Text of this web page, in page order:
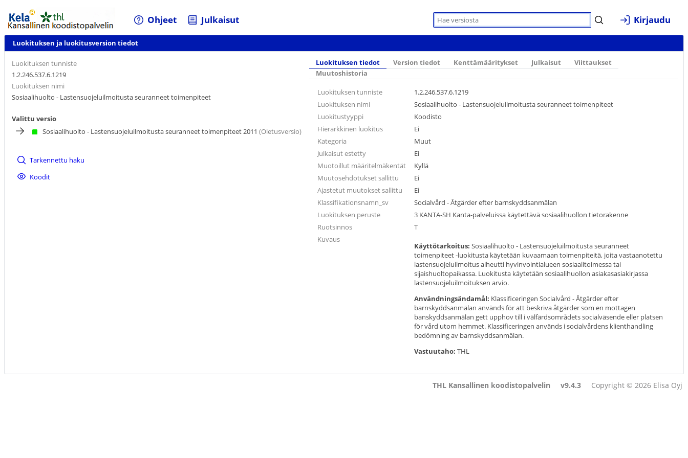
Ohjeet Julkaisut Kirjaudu
Luokituksen ja luokitusversion tiedot
Luokituksen tunniste
1.2.246.537.6.1219
Luokituksen nimi
Sosiaalihuolto - Lastensuojeluilmoitusta seuranneet toimenpiteet
Valittu versio
Sosiaalihuolto - Lastensuojeluilmoitusta seuranneet toimenpiteet 2011 (Oletusversio)
Tarkennettu haku
Koodit
Luokituksen tiedot Version tiedot Kenttämääritykset Julkaisut
Viittaukset
Muutoshistoria
Luokituksen tunniste
1.2.246.537.6.1219
Luokituksen nimi
Sosiaalihuolto - Lastensuojeluilmoitusta seuranneet toimenpiteet
Luokitustyyppi
Koodisto
Hierarkkinen luokitus
Ei
Kategoria
Muut
Julkaisut estetty
Ei
Muotoillut määritelmäkentät
Kyllä
Muutosehdotukset sallittu
Ei
Ajastetut muutokset sallittu
Ei
Klassifikationsnamn_sv
Socialvård - Åtgärder efter barnskyddsanmälan
Luokituksen peruste
3 KANTA-SH Kanta-palveluissa käytettävä sosiaalihuollon tietorakenne
Ruotsinnos
T
Kuvaus
Käyttötarkoitus: Sosiaalihuolto - Lastensuojeluilmoitusta seuranneet
toimenpiteet -luokitusta käytetään kuvaamaan toimenpiteitä, joita vastaanotettu
lastensuojeluilmoitus aiheutti hyvinvointialueen sosiaalitoimessa tai
sijaishuoltopaikassa. Luokitusta käytetään sosiaalihuollon asiakasasiakirjassa
lastensuojeluilmoituksen arvio.
Användningsändamål: Klassificeringen Socialvård - Åtgärder efter
barnskyddsanmälan används för att beskriva åtgärder som en mottagen
banskyddsanmälan gett upphov till i välfärdsområdets socialväsende eller platsen
för vård utom hemmet. Klassificeringen används i socialvårdens klienthandling
bedömning av barnskyddsanmälan.
Vastuutaho: THL
THL Kansallinen koodistopalvelin v9.4.3 Copyright © 2026 Elisa Oyj